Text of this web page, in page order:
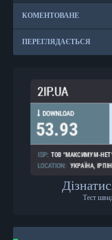
КОМЕНТОВАНЕ
ПЕРЕГЛЯДАЄТЬСЯ
Тест